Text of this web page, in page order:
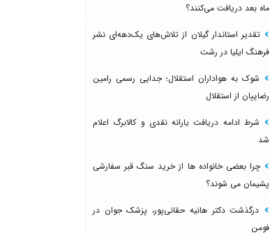
ماه بعد دریافت می‌کنند؟
تقدیر استاندار گیلان از تلاش‌های یک‌دهه‌ای نشر
فرهنگ ایلیا در رشت
شوک به هواداران استقلال؛ جدایی رسمی رامین
رضاییان از استقلال
شرط ادامه دریافت یارانه نقدی و کالابرگ اعلام
شد
چرا بعضی خانواده ها از خرید سنگ قبر سفارشی
پشیمان می شوند؟
درگذشت دکتر هانیه حقانی‌پور، پزشک جوان در
فومن